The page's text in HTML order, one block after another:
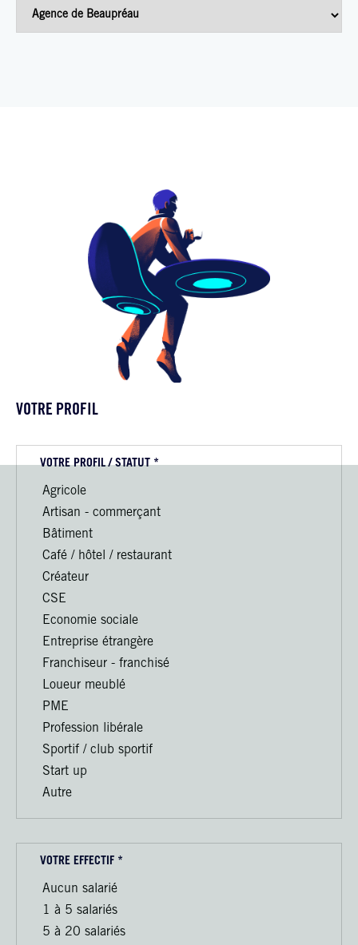
VOTRE PROFIL
VOTRE PROFIL / STATUT *
Agricole
Artisan - commerçant
Bâtiment
Café / hôtel / restaurant
Créateur
CSE
Economie sociale
Entreprise étrangère
Franchiseur - franchisé
Loueur meublé
PME
Profession libérale
Sportif / club sportif
Start up
Autre
VOTRE EFFECTIF *
Aucun salarié
1 à 5 salariés
5 à 20 salariés